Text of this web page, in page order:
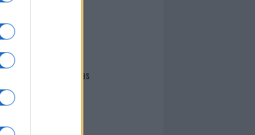
I nostri cari
Giovannimaria Cabras